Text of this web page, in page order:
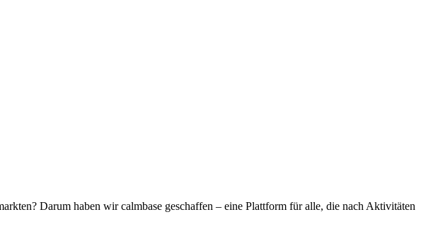
Darum haben wir calmbase geschaffen – eine Plattform für alle, die nach Aktivitäten